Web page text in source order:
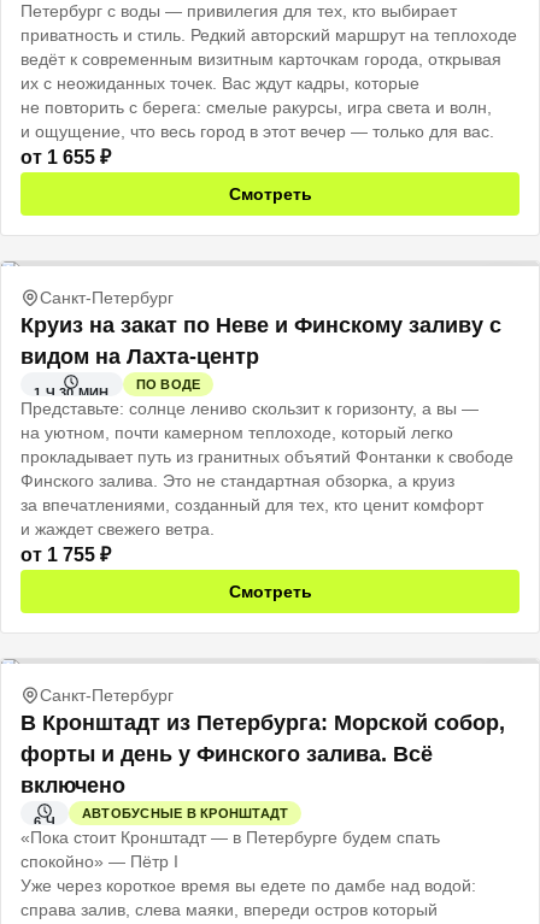
Петербург с воды — привилегия для тех, кто выбирает
приватность и стиль. Редкий авторский маршрут на теплоходе
ведёт к современным визитным карточкам города, открывая
их с неожиданных точек. Вас ждут кадры, которые
не повторить с берега: смелые ракурсы, игра света и волн,
и ощущение, что весь город в этот вечер — только для вас.
от 1 655 ₽
Смотреть
Санкт-Петербург
Круиз на закат по Неве и Финскому заливу с
видом на Лахта-центр
1 Ч 30 МИН
ПО ВОДЕ
Представьте: солнце лениво скользит к горизонту, а вы —
на уютном, почти камерном теплоходе, который легко
прокладывает путь из гранитных объятий Фонтанки к свободе
Финского залива. Это не стандартная обзорка, а круиз
за впечатлениями, созданный для тех, кто ценит комфорт
и жаждет свежего ветра.
от 1 755 ₽
Смотреть
Санкт-Петербург
В Кронштадт из Петербурга: Морской собор,
форты и день у Финского залива. Всё
включено
6 Ч
АВТОБУСНЫЕ В КРОНШТАДТ
«Пока стоит Кронштадт — в Петербурге будем спать
спокойно» — Пётр I
Уже через короткое время вы едете по дамбе над водой:
справа залив, слева маяки, впереди остров который